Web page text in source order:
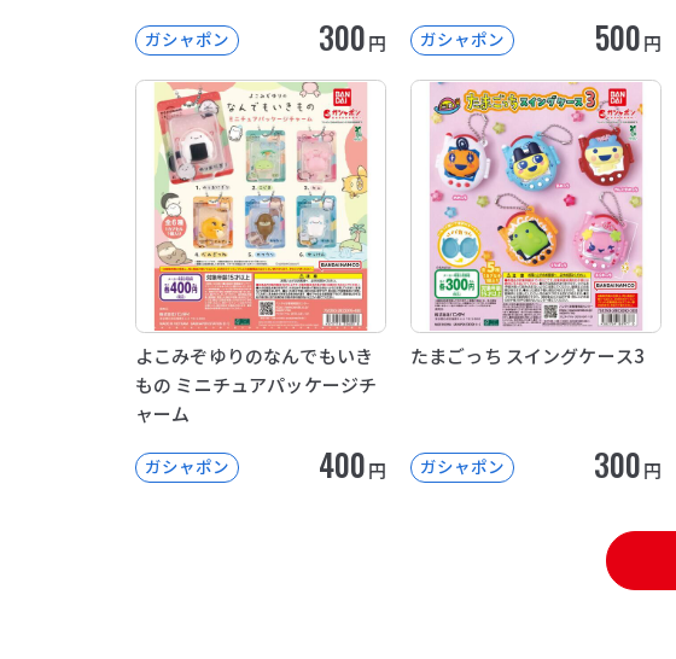
ガシャポン 300円 ガシャポン 500円
よこみぞゆりのなんでもいき
もの ミニチュアパッケージチ
ャーム
ガシャポン 400円
たまごっち スイングケース3
ガシャポン 300円